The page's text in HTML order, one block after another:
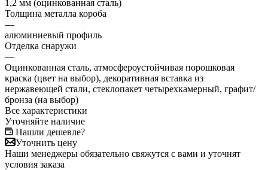
1,2 мм (оцинкованная сталь)
Толщина металла короба
—
алюминиевый профиль
Отделка снаружи
—
Оцинкованная сталь, атмосфероустойчивая порошковая
краска (цвет на выбор), декоративная вставка из
нержавеющей стали, стеклопакет четырехкамерный, графит/
бронза (на выбор)
Все характеристики
Уточняйте наличие
Нашли дешевле?
Уточнить цену
Наши менеджеры обязательно свяжутся с вами и уточнят
условия заказа